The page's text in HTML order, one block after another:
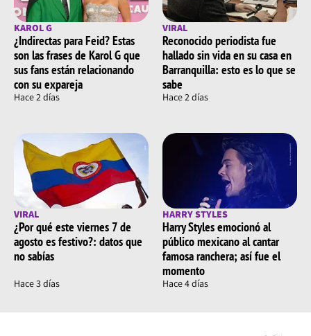
KAROL G
¿Indirectas para Feid? Estas
son las frases de Karol G que
sus fans están relacionando
con su expareja
Hace 2 días
VIRAL
Reconocido periodista fue
hallado sin vida en su casa en
Barranquilla: esto es lo que se
sabe
Hace 2 días
VIRAL
¿Por qué este viernes 7 de
agosto es festivo?: datos que
no sabías
Hace 3 días
HARRY STYLES
Harry Styles emocionó al
público mexicano al cantar
famosa ranchera; así fue el
momento
Hace 4 días